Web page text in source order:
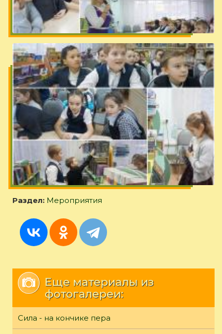
Раздел: Мероприятия
Еще материалы из
фотогалереи:
Сила - на кончике пера